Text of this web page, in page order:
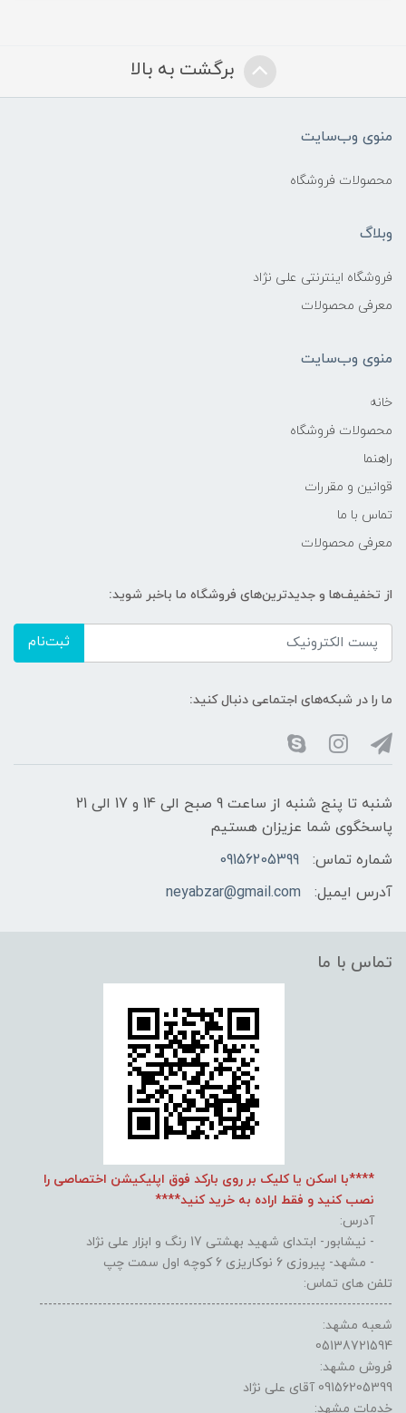
برگشت به بالا
منوی وب‌سایت
محصولات فروشگاه
وبلاگ
فروشگاه اینترنتی علی نژاد
معرفی محصولات
منوی وب‌سایت
خانه
محصولات فروشگاه
راهنما
قوانین و مقررات
تماس با ما
معرفی محصولات
از تخفیف‌ها و جدیدترین‌های فروشگاه ما باخبر شوید:
ثبت‌نام
ما را در شبکه‌های اجتماعی دنبال کنید:
شنبه تا پنج شنبه از ساعت 9 صبح الی 14 و 17 الی 21
پاسخگوی شما عزیزان هستیم
شماره تماس:
09156205399
آدرس ایمیل:
neyabzar@gmail.com
تماس با ما
****با اسکن یا کلیک بر روی بارکد فوق اپلیکیشن اختصاصی را
نصب کنید و فقط اراده به خرید کنید****
آدرس:
- نیشابور- ابتدای شهید بهشتی 17 رنگ و ابزار علی نژاد
- مشهد- پیروزی 6 نوکاریزی 6 کوچه اول سمت چپ
تلفن های تماس:
------------------------------------------------------------------------------
شعبه مشهد:
05138721594
فروش مشهد:
09156205399 آقای علی نژاد
خدمات مشهد: